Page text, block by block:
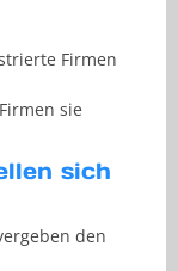
Firmen
sie
sich
den